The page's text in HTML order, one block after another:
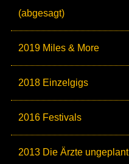
(abgesagt)
2019 Miles & More
2018 Einzelgigs
2016 Festivals
2013 Die Ärzte ungeplant